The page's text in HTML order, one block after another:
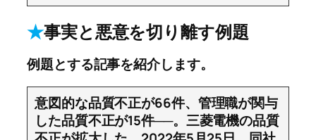
★事実と悪意を切り離す例題
例題とする記事を紹介します。
意図的な品質不正が66件、管理職が関与
した品質不正が15件──。三菱電機の品質